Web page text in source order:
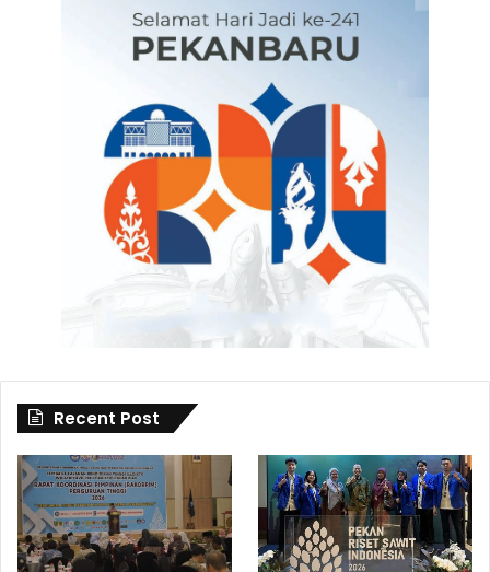
Recent Post